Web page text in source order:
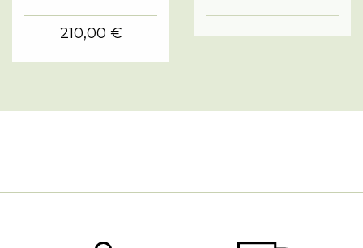
210,00 €